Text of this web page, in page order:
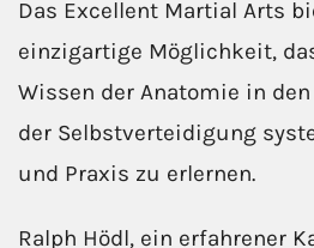
Das Excellent Martial Arts
einzigartige Möglichkeit,
Wissen der Anatomie in
der Selbstverteidigung
und Praxis zu erlernen.
Ralph Hödl, ein erfahrener